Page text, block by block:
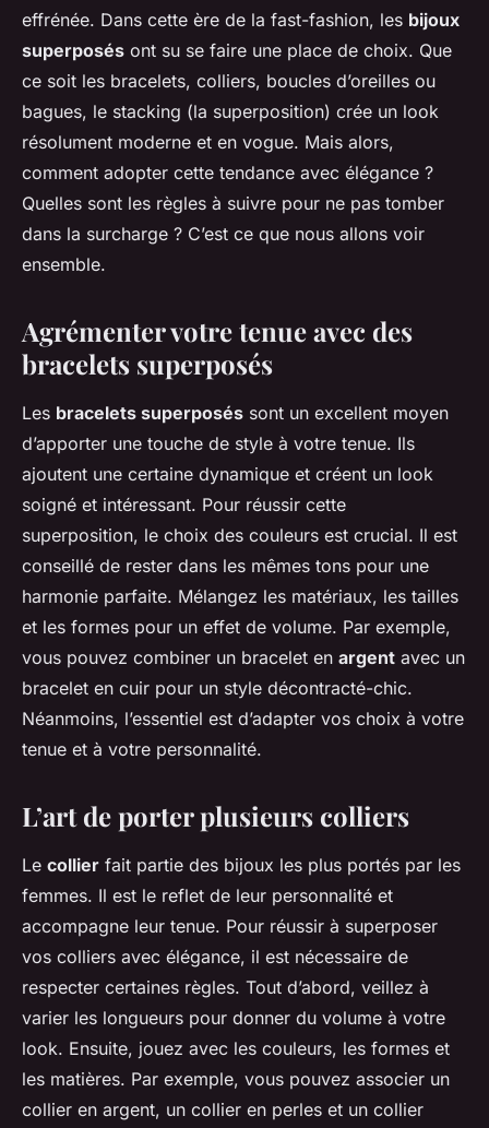
effrénée. Dans cette ère de la fast-fashion, les bijoux
superposés ont su se faire une place de choix. Que
ce soit les bracelets, colliers, boucles d’oreilles ou
bagues, le stacking (la superposition) crée un look
résolument moderne et en vogue. Mais alors,
comment adopter cette tendance avec élégance ?
Quelles sont les règles à suivre pour ne pas tomber
dans la surcharge ? C’est ce que nous allons voir
ensemble.
Agrémenter votre tenue avec des
bracelets superposés
Les bracelets superposés sont un excellent moyen
d’apporter une touche de style à votre tenue. Ils
ajoutent une certaine dynamique et créent un look
soigné et intéressant. Pour réussir cette
superposition, le choix des couleurs est crucial. Il est
conseillé de rester dans les mêmes tons pour une
harmonie parfaite. Mélangez les matériaux, les tailles
et les formes pour un effet de volume. Par exemple,
vous pouvez combiner un bracelet en argent avec un
bracelet en cuir pour un style décontracté-chic.
Néanmoins, l’essentiel est d’adapter vos choix à votre
tenue et à votre personnalité.
L’art de porter plusieurs colliers
Le collier fait partie des bijoux les plus portés par les
femmes. Il est le reflet de leur personnalité et
accompagne leur tenue. Pour réussir à superposer
vos colliers avec élégance, il est nécessaire de
respecter certaines règles. Tout d’abord, veillez à
varier les longueurs pour donner du volume à votre
look. Ensuite, jouez avec les couleurs, les formes et
les matières. Par exemple, vous pouvez associer un
collier en argent, un collier en perles et un collier